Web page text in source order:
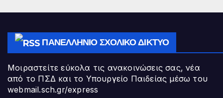
ΠΑΝΕΛΛΉΝΙΟ ΣΧΟΛΙΚΌ ΔΊΚΤΥΟ
Μοιραστείτε εύκολα τις ανακοινώσεις σας, νέα
από το ΠΣΔ και το Υπουργείο Παιδείας μέσω του
webmail.sch.gr/express